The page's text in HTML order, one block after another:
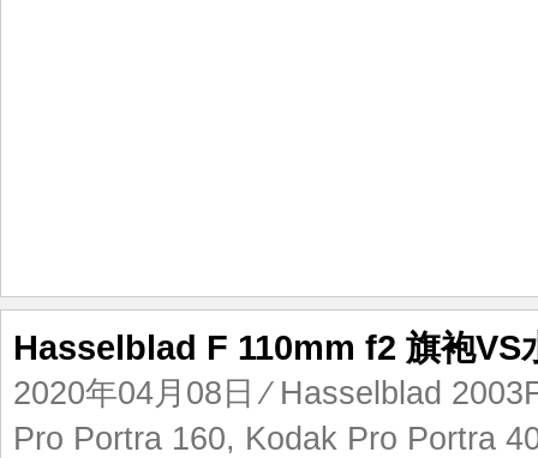
Hasselblad F 110mm f2 旗袍VS
2020年04月08日 ⁄ Hasselblad
Pro Portra 160, Kodak Pro Portra